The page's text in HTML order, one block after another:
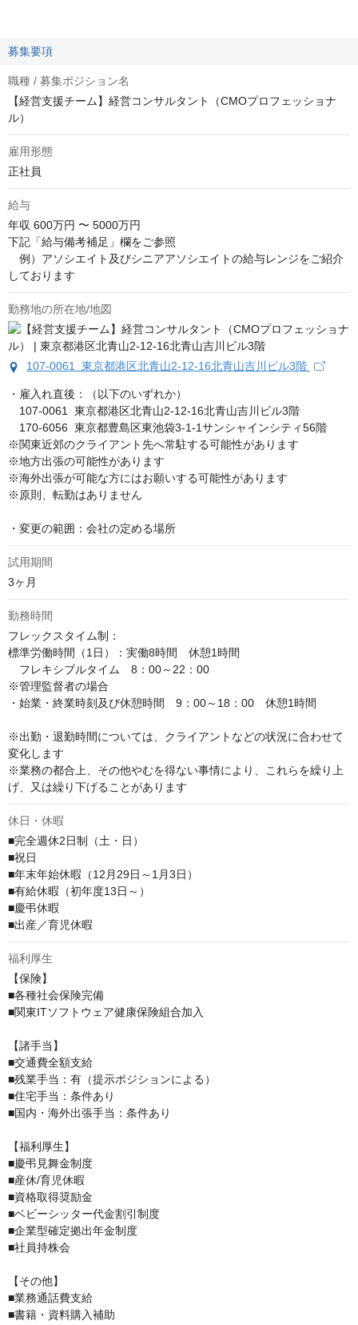
募集要項
職種 / 募集ポジション名
【経営支援チーム】経営コンサルタント（CMOプロフェッショナ
ル）
雇用形態
正社員
給与
年収 600万円 〜 5000万円
下記「給与備考補足」欄をご参照
例）アソシエイト及びシニアアソシエイトの給与レンジをご紹介
しております
勤務地の所在地/地図
107-0061 東京都港区北青山2-12-16北青山吉川ビル3階
・雇入れ直後：（以下のいずれか）
107-0061  東京都港区北青山2-12-16北青山吉川ビル3階
170-6056  東京都豊島区東池袋3-1-1サンシャインシティ56階
※関東近郊のクライアント先へ常駐する可能性があります
※地方出張の可能性があります
※海外出張が可能な方にはお願いする可能性があります
※原則、転勤はありません
・変更の範囲：会社の定める場所
試用期間
3ヶ月
勤務時間
フレックスタイム制：
標準労働時間（1日）：実働8時間　休憩1時間
フレキシブルタイム　8：00～22：00
※管理監督者の場合
・始業・終業時刻及び休憩時間　9：00～18：00　休憩1時間
※出勤・退勤時間については、クライアントなどの状況に合わせて
変化します
※業務の都合上、その他やむを得ない事情により、これらを繰り上
げ、又は繰り下げることがあります
休日・休暇
■完全週休2日制（土・日）
■祝日
■年末年始休暇（12月29日～1月3日）
■有給休暇（初年度13日～）
■慶弔休暇
■出産／育児休暇
福利厚生
【保険】
■各種社会保険完備
■関東ITソフトウェア健康保険組合加入
【諸手当】
■交通費全額支給
■残業手当：有（提示ポジションによる）
■住宅手当：条件あり
■国内・海外出張手当：条件あり
【福利厚生】
■慶弔見舞金制度
■産休/育児休暇
■資格取得奨励金
■ベビーシッター代金割引制度
■企業型確定拠出年金制度
■社員持株会
【その他】
■業務通話費支給
■書籍・資料購入補助